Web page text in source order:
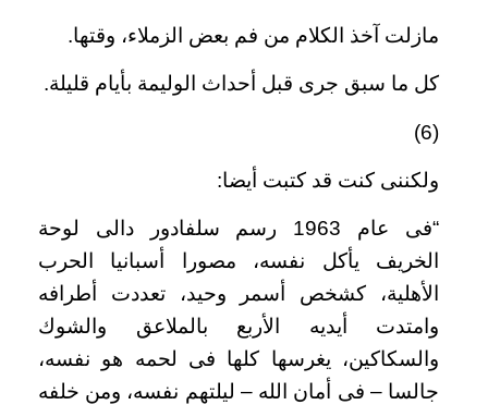
مازلت آخذ الكلام من فم بعض الزملاء، وقتها.
كل ما سبق جرى قبل أحداث الوليمة بأيام قليلة.
(6)
ولكننى كنت قد كتبت أيضا:
“
فى عام 1963 رسم سلفادور دالى لوحة
الخريف يأكل نفسه، مصورا أسبانيا الحرب
الأهلية، كشخص أسمر وحيد، تعددت أطرافه
وامتدت أيديه الأربع بالملاعق والشوك
والسكاكين، يغرسها كلها فى لحمه هو نفسه،
جالسا – فى أمان الله – ليلتهم نفسه، ومن خلفه